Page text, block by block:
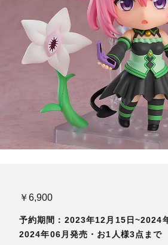
￥6,900
予約期間：2023年12月15日~2024
2024年06月発売・お1人様3点まで